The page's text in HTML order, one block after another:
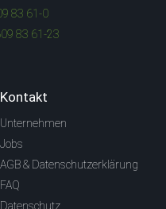
83 61-0
83 61-23
Kontakt
Unternehmen
Jobs
AGB & Datenschutzerklärung
FAQ
Datenschutz